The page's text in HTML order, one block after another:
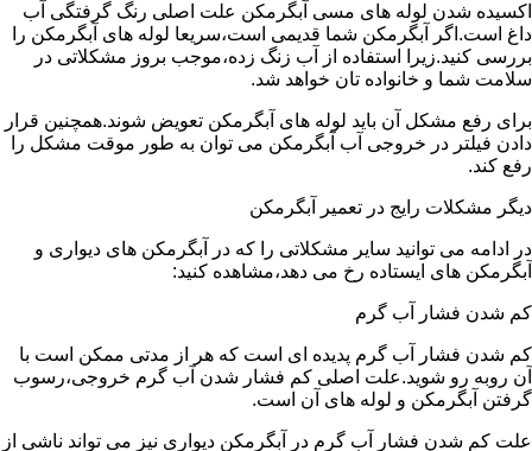
اکسیده شدن لوله های مسی آبگرمکن علت اصلی رنگ گرفتگی آب
داغ است.اگر آبگرمکن شما قدیمی است،سریعا لوله های آبگرمکن را
بررسی کنید.زیرا استفاده از آب زنگ زده،موجب بروز مشکلاتی در
سلامت شما و خانواده تان خواهد شد.
برای رفع مشکل آن باید لوله های آبگرمکن تعویض شوند.همچنین قرار
دادن فیلتر در خروجی آب آبگرمکن می توان به طور موقت مشکل را
رفع کند.
دیگر مشکلات رایج در تعمیر آبگرمکن
در ادامه می توانید سایر مشکلاتی را که در آبگرمکن های دیواری و
آبگرمکن های ایستاده رخ می دهد،مشاهده کنید:
کم شدن فشار آب گرم
کم شدن فشار آب گرم پدیده ای است که هر از مدتی ممکن است با
آن روبه رو شوید.علت اصلی کم فشار شدن آب گرم خروجی،رسوب
گرفتن آبگرمکن و لوله های آن است.
علت کم شدن فشار آب گرم در آبگرمکن دیواری نیز می تواند ناشی از